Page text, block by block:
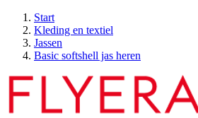
Start
Kleding en textiel
Jassen
Basic softshell jas heren